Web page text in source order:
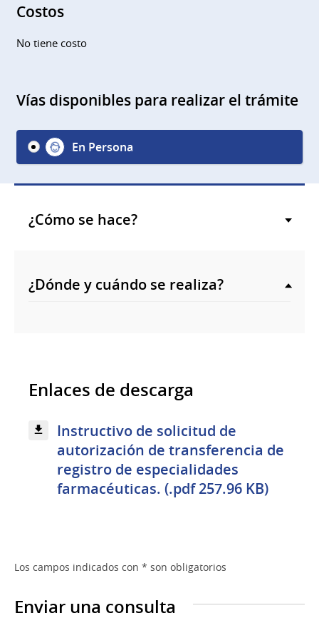
Costos
No tiene costo
Vías disponibles para realizar el trámite
En Persona
¿Cómo se hace?
¿Dónde y cuándo se realiza?
Enlaces de descarga
Instructivo de solicitud de
autorización de transferencia de
registro de especialidades
farmacéuticas. (.pdf 257.96 KB)
Los campos indicados con * son obligatorios
Enviar una consulta